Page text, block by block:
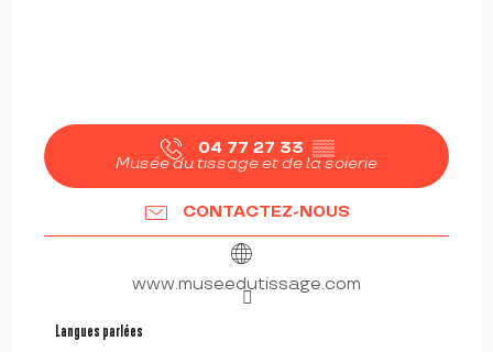
04 77 27 33 ▒▒
Musée du tissage et de la soierie
CONTACTEZ-NOUS
www.museedutissage.com
Langues parlées
Langues parlées